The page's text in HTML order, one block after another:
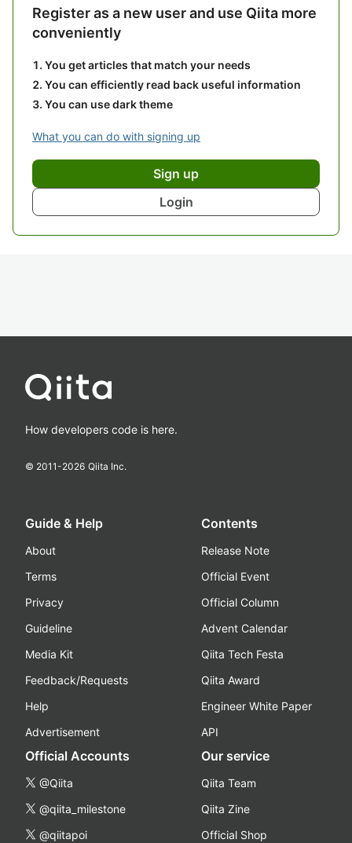
Register as a new user and use Qiita more
conveniently
You get articles that match your needs
You can efficiently read back useful information
You can use dark theme
What you can do with signing up
Sign up
Login
How developers code is here.
© 2011-2026 Qiita Inc.
Guide & Help
About
Terms
Privacy
Guideline
Media Kit
Feedback/Requests
Help
Advertisement
Contents
Release Note
Official Event
Official Column
Advent Calendar
Qiita Tech Festa
Qiita Award
Engineer White Paper
API
Official Accounts
@Qiita
@qiita_milestone
@qiitapoi
Our service
Qiita Team
Qiita Zine
Official Shop